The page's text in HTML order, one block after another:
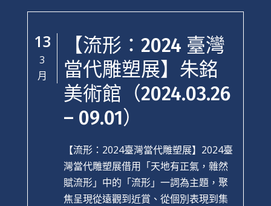
13
3
月
【流形：2024 臺灣
當代雕塑展】朱銘
美術館（2024.03.26
– 09.01）
【流形：2024臺灣當代雕塑展】2024臺
灣當代雕塑展借用「天地有正氣，雜然
賦流形」中的「流形」一詞為主題，聚
焦呈現從遠觀到近賞、從個別表現到集